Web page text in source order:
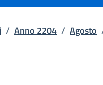
/ Anno 2204 / Agosto